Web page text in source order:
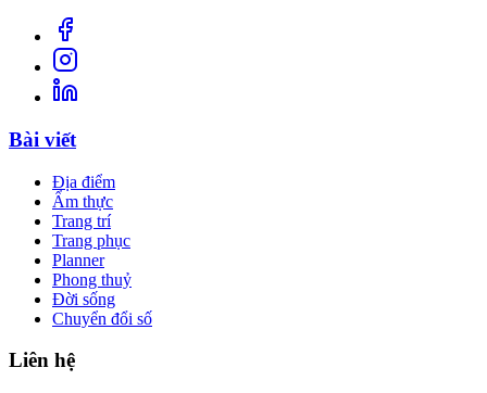
Bài viết
Địa điểm
Ẩm thực
Trang trí
Trang phục
Planner
Phong thuỷ
Đời sống
Chuyển đổi số
Liên hệ